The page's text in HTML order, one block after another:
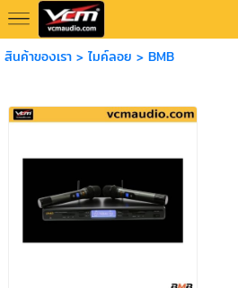
สินค้าของเรา> ไมค์ลอย > BMB